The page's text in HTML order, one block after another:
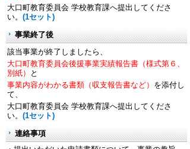
大口町教育委員会 学校教育課へ提出してくださ
い。 (1セット)
事業終了後
該当事業が終了しましたら、
大口町教育委員会後援事業実績報告書（様式第６、
別紙）
と
事業内容がわかる書類（収支報告書など） を添付し
て、
大口町教育委員会 学校教育課へ提出してくださ
い。 (1セット)
連絡事項